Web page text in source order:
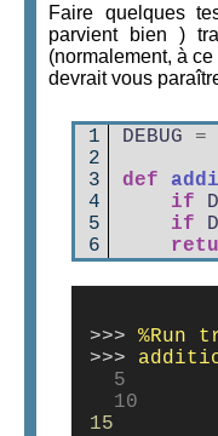
Faire quelques
parvient bien )
(normalement, à
devrait vous
1
2
3
4
5
6
DEBUG =
def
if
if
>>>
>>>
  5
  10
15